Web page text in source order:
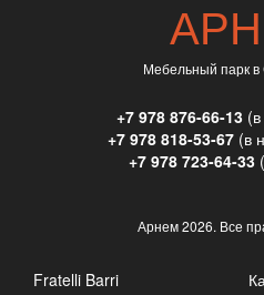
Мебельный парк
+7 978 876-66-13(в
+7 978 818-53-67(в
+7 978 723-64-33
Арнем2026. Все
Fratelli Barri